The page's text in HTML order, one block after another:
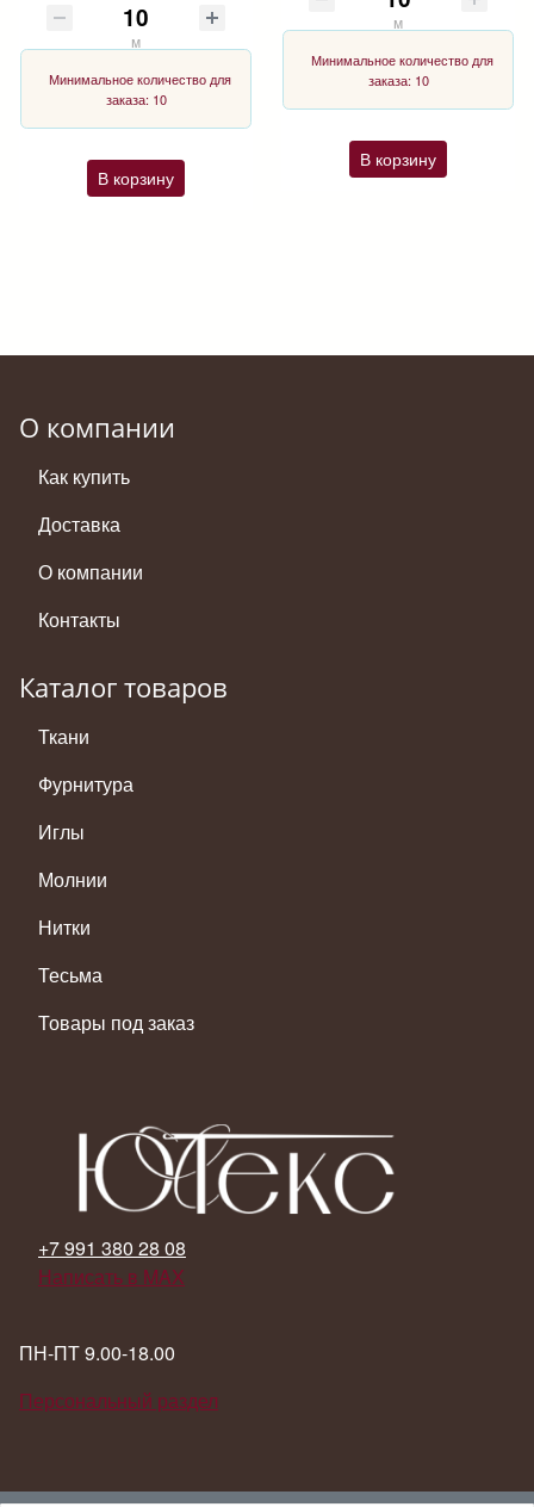
м
Минимальное количество для
заказа: 10
В корзину
м
Минимальное количество для
заказа: 10
В корзину
О компании
Как купить
Доставка
О компании
Контакты
Каталог товаров
Ткани
Фурнитура
Иглы
Молнии
Нитки
Тесьма
Товары под заказ
+7 991 380 28 08
Написать в MAX
ПН-ПТ 9.00-18.00
Персональный раздел